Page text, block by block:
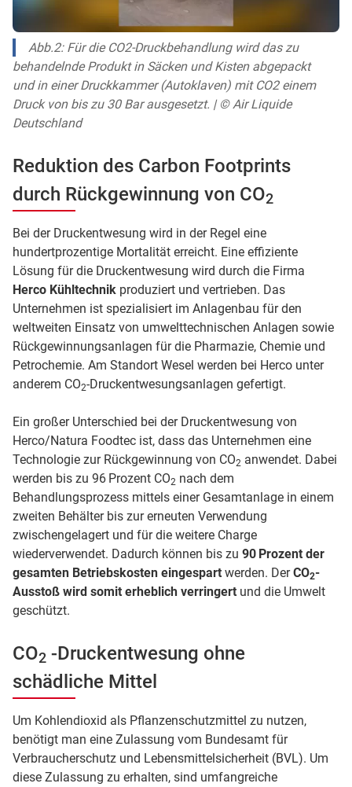
Abb.2: Für die CO2-Druckbehandlung wird das zu
behandelnde Produkt in Säcken und Kisten abgepackt
und in einer Druckkammer (Autoklaven) mit CO2 einem
Druck von bis zu 30 Bar ausgesetzt. | © Air Liquide
Deutschland
Reduktion des Carbon Footprints
durch Rückgewinnung von CO2
Bei der Druckentwesung wird in der Regel eine
hundertprozentige Mortalität erreicht. Eine effiziente
Lösung für die Druckentwesung wird durch die Firma
Herco Kühltechnik produziert und vertrieben. Das
Unternehmen ist spezialisiert im Anlagenbau für den
weltweiten Einsatz von umwelttechnischen Anlagen sowie
Rückgewinnungsanlagen für die Pharmazie, Chemie und
Petrochemie. Am Standort Wesel werden bei Herco unter
anderem CO2-Druckentwesungsanlagen gefertigt.
Ein großer Unterschied bei der Druckentwesung von
Herco/Natura Foodtec ist, dass das Unternehmen eine
Technologie zur Rückgewinnung von CO2 anwendet. Dabei
werden bis zu 96 Prozent CO2 nach dem
Behandlungsprozess mittels einer Gesamtanlage in einem
zweiten Behälter bis zur erneuten Verwendung
zwischengelagert und für die weitere Charge
wiederverwendet. Dadurch können bis zu 90 Prozent der
gesamten Betriebskosten eingespart werden. DerCO2-
Ausstoß wird somit erheblich verringert und die Umwelt
geschützt.
CO2 -Druckentwesung ohne
schädliche Mittel
Um Kohlendioxid als Pflanzenschutzmittel zu nutzen,
benötigt man eine Zulassung vom Bundesamt für
Verbraucherschutz und Lebensmittelsicherheit (BVL). Um
diese Zulassung zu erhalten, sind umfangreiche